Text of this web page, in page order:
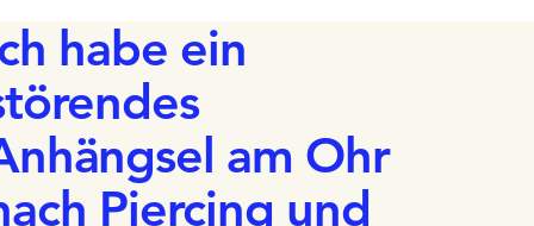
habe ein
am Ohr
Piercing und